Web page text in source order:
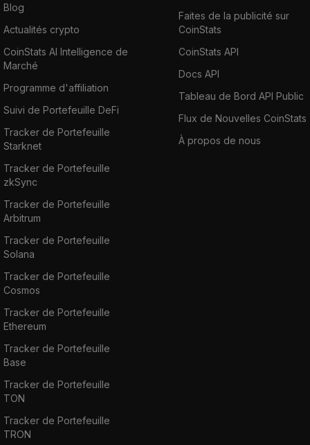
Blog
Actualités crypto
CoinStats AI Intelligence de
Marché
Programme d'affiliation
Suivi de Portefeuille DeFi
Tracker de Portefeuille
Starknet
Tracker de Portefeuille
zkSync
Tracker de Portefeuille
Arbitrum
Tracker de Portefeuille
Solana
Tracker de Portefeuille
Cosmos
Tracker de Portefeuille
Ethereum
Tracker de Portefeuille
Base
Tracker de Portefeuille
TON
Tracker de Portefeuille
TRON
Faites de la publicité sur
CoinStats
CoinStats API
Docs API
Tableau de Bord API Public
Flux de Nouvelles CoinStats
À propos de nous